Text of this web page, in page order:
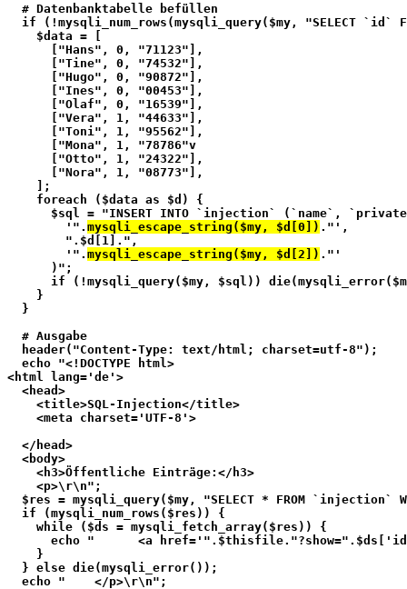
  # Datenbanktabelle befüllen
if (!mysqli_num_rows(mysqli_query($my, "SELECT `id`
    $data = [
      ["Hans", 0, "71123"],
      ["Tine", 0, "74532"],
      ["Hugo", 0, "90872"],
      ["Ines", 0, "00453"],
      ["Olaf", 0, "16539"],
      ["Vera", 1, "44633"],
      ["Toni", 1, "95562"],
      ["Mona", 1, "78786"v
      ["Otto", 1, "24322"],
      ["Nora", 1, "08773"],
    ];
    foreach ($data as $d) {
$sql = "INSERT INTO `injection` (`name`,
        '".
mysqli_escape_string($my, $d[0]) ."',
        ".$d[1].",
        '".
mysqli_escape_string($my, $d[2]) ."'
      )";
if (!mysqli_query($my, $sql))
    }
  }
  # Ausgabe
  header("Content-Type: text/html; charset=utf-8");
  echo "<!DOCTYPE html>
<html lang='de'>
  <head>
    <title>SQL-Injection</title>
    <meta charset='UTF-8'>
  </head>
  <body>
    <h3>Öffentliche Einträge:</h3>
    <p>\r\n";
$res = mysqli_query($my, "SELECT * FROM `injection`
  if (mysqli_num_rows($res)) {
    while ($ds = mysqli_fetch_array($res)) {
echo "      <a
    }
  } else die(mysqli_error());
  echo "    </p>\r\n";